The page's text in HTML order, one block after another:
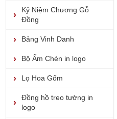
Kỷ Niệm Chương Gỗ
Đồng
Bảng Vinh Danh
Bộ Ấm Chén in logo
Lọ Hoa Gốm
Đồng hồ treo tường in
logo